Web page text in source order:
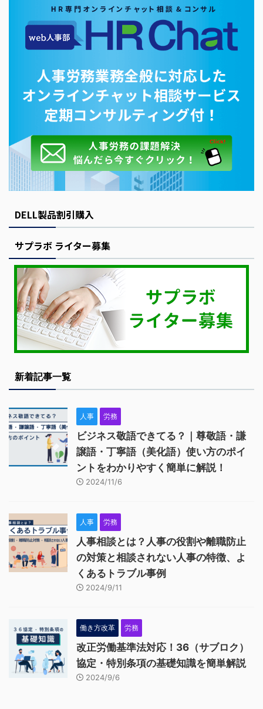
DELL製品割引購入
サプラボ ライター募集
新着記事一覧
人事 労務
ビジネス敬語できてる？｜尊敬語・謙
譲語・丁寧語（美化語）使い方のポイ
ントをわかりやすく簡単に解説！
2024/11/6
人事 労務
人事相談とは？人事の役割や離職防止
の対策と相談されない人事の特徴、よ
くあるトラブル事例
2024/9/11
働き方改革 労務
改正労働基準法対応！36（サブロク）
協定・特別条項の基礎知識を簡単解説
2024/9/6